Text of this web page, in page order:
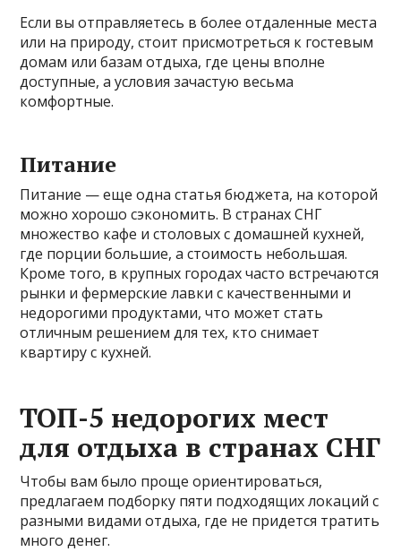
Если вы отправляетесь в более отдаленные места
или на природу, стоит присмотреться к гостевым
домам или базам отдыха, где цены вполне
доступные, а условия зачастую весьма
комфортные.
Питание
Питание — еще одна статья бюджета, на которой
можно хорошо сэкономить. В странах СНГ
множество кафе и столовых с домашней кухней,
где порции большие, а стоимость небольшая.
Кроме того, в крупных городах часто встречаются
рынки и фермерские лавки с качественными и
недорогими продуктами, что может стать
отличным решением для тех, кто снимает
квартиру с кухней.
ТОП-5 недорогих мест
для отдыха в странах СНГ
Чтобы вам было проще ориентироваться,
предлагаем подборку пяти подходящих локаций с
разными видами отдыха, где не придется тратить
много денег.